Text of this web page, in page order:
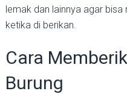
lemak dan lainnya agar bisa
ketika di berikan.
Cara
Burung